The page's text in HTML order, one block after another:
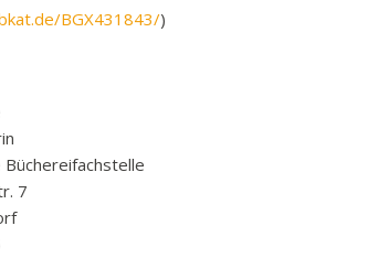
BGX431843/)
Büchereifachstelle
7